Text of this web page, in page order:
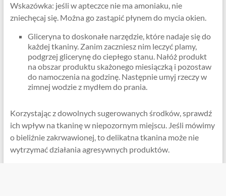
Wskazówka: jeśli w apteczce nie ma amoniaku, nie
zniechęcaj się. Można go zastąpić płynem do mycia okien.
Gliceryna to doskonałe narzędzie, które nadaje się do
każdej tkaniny. Zanim zaczniesz nim leczyć plamy,
podgrzej glicerynę do ciepłego stanu. Nałóż produkt
na obszar produktu skażonego miesiączką i pozostaw
do namoczenia na godzinę. Następnie umyj rzeczy w
zimnej wodzie z mydłem do prania.
Korzystając z dowolnych sugerowanych środków, sprawdź
ich wpływ na tkaninę w niepozornym miejscu. Jeśli mówimy
o bieliźnie zakrwawionej, to delikatna tkanina może nie
wytrzymać działania agresywnych produktów.